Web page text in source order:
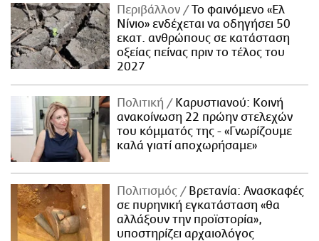
Περιβάλλον
Το φαινόμενο «Ελ
Νίνιο» ενδέχεται να οδηγήσει 50
εκατ. ανθρώπους σε κατάσταση
οξείας πείνας πριν το τέλος του
2027
Πολιτική
Καρυστιανού: Κοινή
ανακοίνωση 22 πρώην στελεχών
του κόμματός της - «Γνωρίζουμε
καλά γιατί αποχωρήσαμε»
Πολιτισμός
Βρετανία: Ανασκαφές
σε πυρηνική εγκατάσταση «θα
αλλάξουν την προϊστορία»,
υποστηρίζει αρχαιολόγος